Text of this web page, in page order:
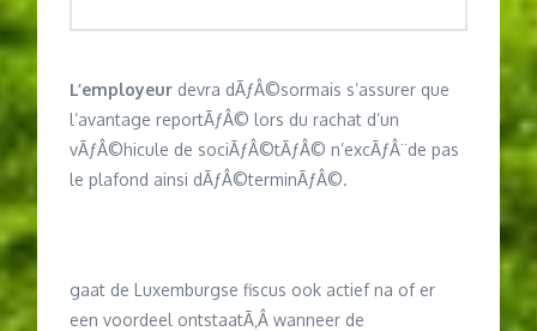
L’employeur devra dÃƒÂ©sormais s’assurer que
l’avantage reportÃƒÂ© lors du rachat d’un
vÃƒÂ©hicule de sociÃƒÂ©tÃƒÂ© n’excÃƒÂ¨de pas
le plafond ainsi dÃƒÂ©terminÃƒÂ©.
gaat de Luxemburgse fiscus ook actief na of er
een voordeel ontstaatÃ‚Â wanneer de